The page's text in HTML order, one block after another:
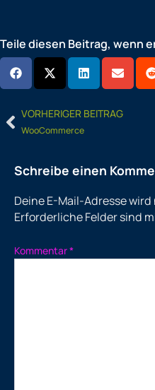
Teile diesen Beitrag, wenn
PrevVORHERIGER BEITRAG
WooCommerce
Schreibe einen
Deine E-Mail-Adresse
Erforderliche Felder sind
Kommentar*